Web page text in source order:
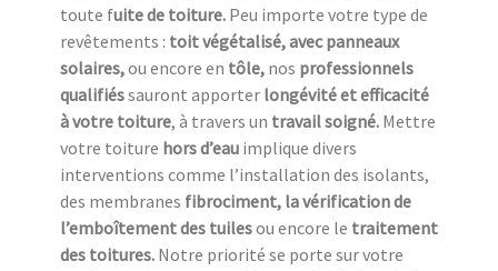
toute fuite de toiture. Peu importe votre type de
revêtements : toit végétalisé, avec panneaux
solaires,ou encore en tôle, nos professionnels
qualifiéssauront apporter longévité et efficacité
à votre toiture, à travers un travail soigné. Mettre
votre toiture hors d’eau implique divers
interventions comme l’installation des isolants,
des membranes fibrociment, la vérification de
l’emboîtement des tuilesou encore le traitement
des toitures. Notre priorité se porte sur votre